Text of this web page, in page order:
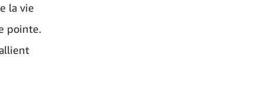
la vie
pointe.